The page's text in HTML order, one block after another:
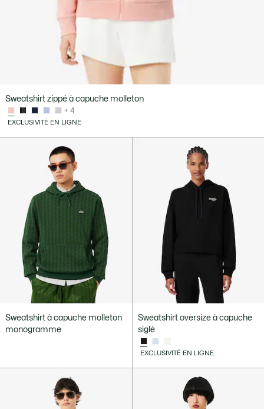
Sweatshirt zippé à capuche molleton
+ 4
EXCLUSIVITÉ EN LIGNE
Sweatshirt à capuche molleton
monogramme
Sweatshirt oversize à capuche
siglé
EXCLUSIVITÉ EN LIGNE